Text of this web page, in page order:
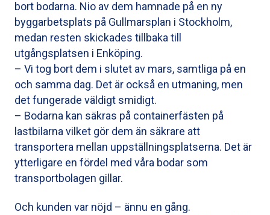
bort bodarna. Nio av dem hamnade på en ny
byggarbetsplats på Gullmarsplan i Stockholm,
medan resten skickades tillbaka till
utgångsplatsen i Enköping.
– Vi tog bort dem i slutet av mars, samtliga på en
och samma dag. Det är också en utmaning, men
det fungerade väldigt smidigt.
– Bodarna kan säkras på containerfästen på
lastbilarna vilket gör dem än säkrare att
transportera mellan uppställningsplatserna. Det är
ytterligare en fördel med våra bodar som
transportbolagen gillar.
Och kunden var nöjd – ännu en gång.